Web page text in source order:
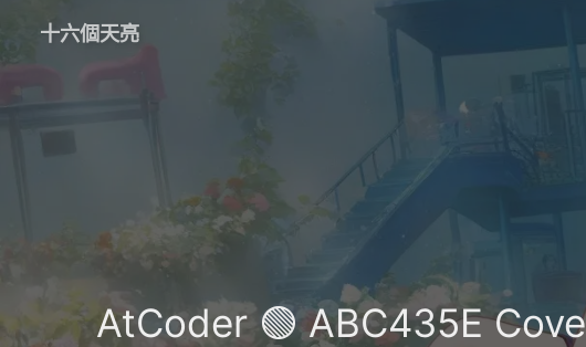
十六個天亮
AtCoder 🟢 ABC435E